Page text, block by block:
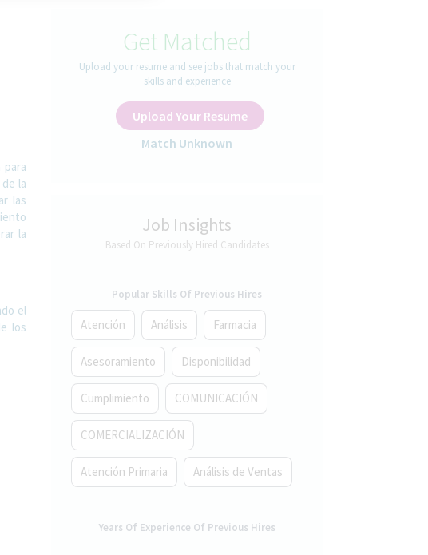
la
las
la
el
los
Get Matched
Upload your resume and see jobs that match your
skills and experience
Upload Your Resume
Match Unknown
Job Insights
Based On Previously Hired Candidates
Popular Skills Of Previous Hires
Atención Análisis Farmacia
Asesoramiento Disponibilidad
Cumplimiento COMUNICACIÓN
COMERCIALIZACIÓN
Atención Primaria Análisis de Ventas
Years Of Experience Of Previous Hires